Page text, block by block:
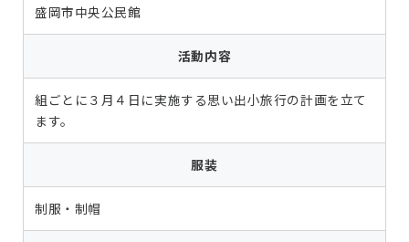
盛岡市中央公民館
活動内容
組ごとに３月４日に実施する思い出小旅行の計画を立て
ます。
服装
制服・制帽